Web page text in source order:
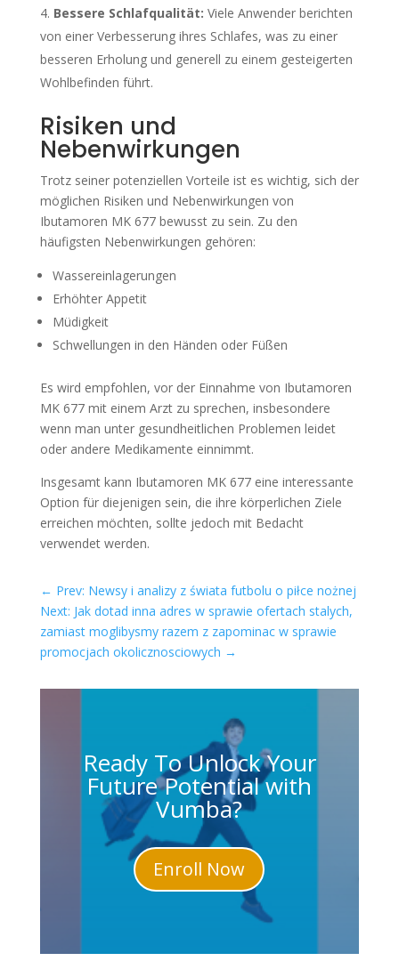
Bessere Schlafqualität: Viele Anwender berichten
von einer Verbesserung ihres Schlafes, was zu einer
besseren Erholung und generell zu einem gesteigerten
Wohlbefinden führt.
Risiken und
Nebenwirkungen
Trotz seiner potenziellen Vorteile ist es wichtig, sich der
möglichen Risiken und Nebenwirkungen von
Ibutamoren MK 677 bewusst zu sein. Zu den
häufigsten Nebenwirkungen gehören:
Wassereinlagerungen
Erhöhter Appetit
Müdigkeit
Schwellungen in den Händen oder Füßen
Es wird empfohlen, vor der Einnahme von Ibutamoren
MK 677 mit einem Arzt zu sprechen, insbesondere
wenn man unter gesundheitlichen Problemen leidet
oder andere Medikamente einnimmt.
Insgesamt kann Ibutamoren MK 677 eine interessante
Option für diejenigen sein, die ihre körperlichen Ziele
erreichen möchten, sollte jedoch mit Bedacht
verwendet werden.
← Prev: Newsy i analizy z świata futbolu o piłce nożnej
Next: Jak dotad inna adres w sprawie ofertach stalych,
zamiast moglibysmy razem z zapominac w sprawie
promocjach okolicznosciowych →
Ready To Unlock Your
Future Potential with
Vumba?
Enroll Now